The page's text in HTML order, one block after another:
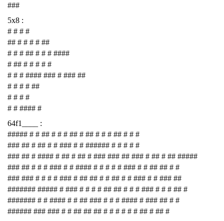
###
5x8 :
# # # #
## # # # # ##
# # # ## # # # ####
# ## # # # # #
# # # #### ### # ### ##
# # # # ##
# # # #
# # #### #
64f1____ :
##### # # ## # # # ## # ## # # # ## # # #
### ## # ## # # ### # # ###### # # # # #
### ## # #### # ## # ## # ### ### ## ### # ## # ## #####
### ## # # # ### # # #### # # # # # ### # # ## ## # #
### ### # # # # ### # ## ## # # ## # # ### # # ### ##
####### ##### # ### # # # # ## ## # # # ### # # # ## #
####### # # #### # # ## ### # # # #### # ### ## # #
###### ### ### # # ## ## ## # # # # # # ## # ## #